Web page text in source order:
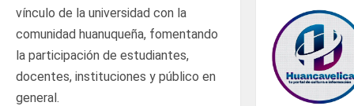
vínculo de la universidad con la
comunidad huanuqueña, fomentando
la participación de estudiantes,
docentes, instituciones y público en
general.